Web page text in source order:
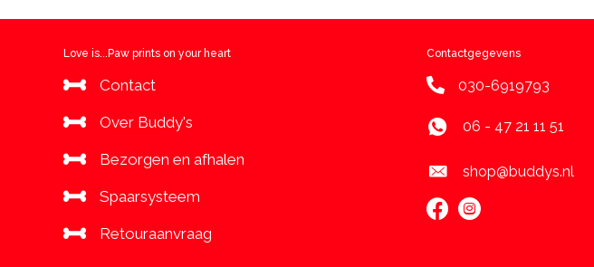
Love is...Paw prints on your heart
Contact
Over Buddy's
Bezorgen en afhalen
Spaarsysteem
Retouraanvraag
Contactgegevens
030-6919793
06 - 47 21 11 51
shop@buddys.nl